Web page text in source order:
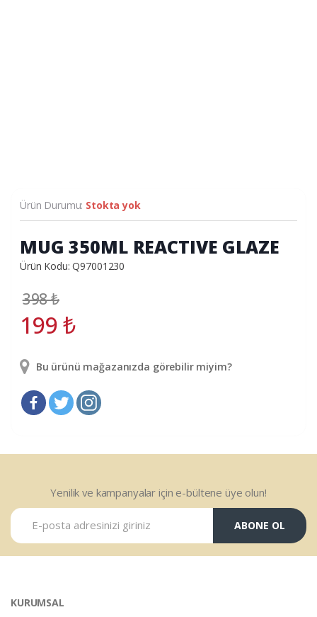
Ürün Durumu: Stokta yok
MUG 350ML REACTIVE GLAZE
Ürün Kodu: Q97001230
398₺
199₺
Bu ürünü mağazanızda görebilir miyim?
Yenilik ve kampanyalar için e-bültene üye olun!
ABONE OL
KURUMSAL